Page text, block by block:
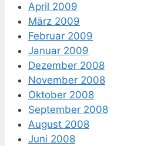
April 2009
März 2009
Februar 2009
Januar 2009
Dezember 2008
November 2008
Oktober 2008
September 2008
August 2008
Juni 2008